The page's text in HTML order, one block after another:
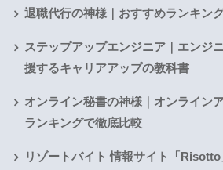
退職代行の神様｜おすすめランキン
ステップアップエンジニア｜エンジ
援するキャリアアップの教科書
オンライン秘書の神様｜オンライン
ランキングで徹底比較
リゾートバイト 情報サイト「Risotto